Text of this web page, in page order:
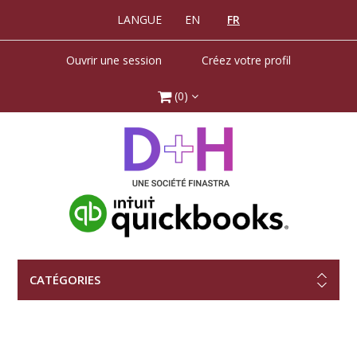
LANGUE EN FR
Ouvrir une session Créez votre profil
(0)
CATÉGORIES